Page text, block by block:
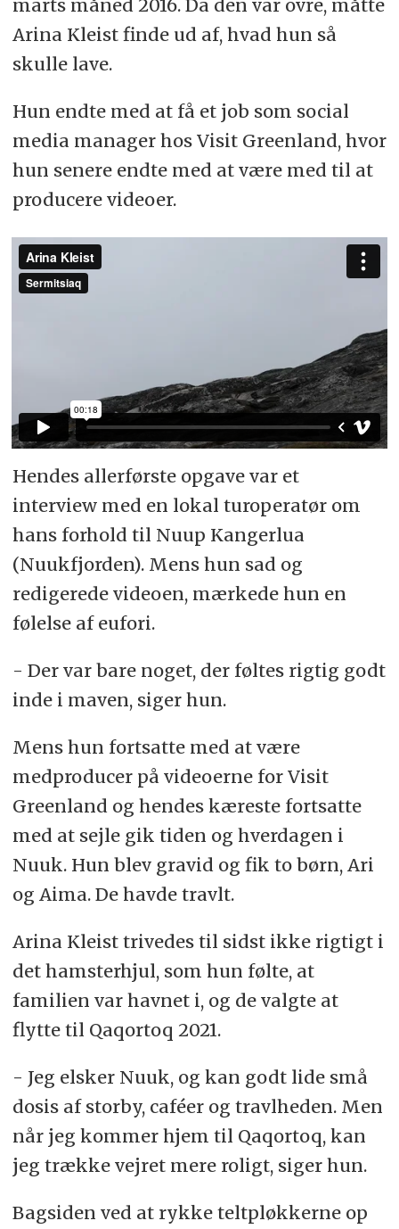
marts måned 2016. Da den var ovre, måtte
Arina Kleist finde ud af, hvad hun så
skulle lave.
Hun endte med at få et job som social
media manager hos Visit Greenland, hvor
hun senere endte med at være med til at
producere videoer.
Hendes allerførste opgave var et
interview med en lokal turoperatør om
hans forhold til Nuup Kangerlua
(Nuukfjorden). Mens hun sad og
redigerede videoen, mærkede hun en
følelse af eufori.
- Der var bare noget, der føltes rigtig godt
inde i maven, siger hun.
Mens hun fortsatte med at være
medproducer på videoerne for Visit
Greenland og hendes kæreste fortsatte
med at sejle gik tiden og hverdagen i
Nuuk. Hun blev gravid og fik to børn, Ari
og Aima. De havde travlt.
Arina Kleist trivedes til sidst ikke rigtigt i
det hamsterhjul, som hun følte, at
familien var havnet i, og de valgte at
flytte til Qaqortoq 2021.
- Jeg elsker Nuuk, og kan godt lide små
dosis af storby, caféer og travlheden. Men
når jeg kommer hjem til Qaqortoq, kan
jeg trække vejret mere roligt, siger hun.
Bagsiden ved at rykke teltpløkkerne op